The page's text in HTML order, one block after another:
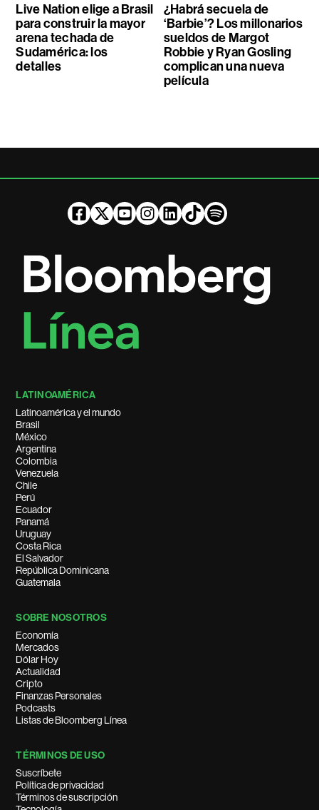
Live Nation elige a Brasil
para construir la mayor
arena techada de
Sudamérica: los
detalles
¿Habrá secuela de
‘Barbie’? Los millonarios
sueldos de Margot
Robbie y Ryan Gosling
complican una nueva
película
LATINOAMÉRICA
Latinoamérica y el mundo
Brasil
México
Argentina
Colombia
Venezuela
Chile
Perú
Ecuador
Panamá
Uruguay
Costa Rica
El Salvador
República Dominicana
Guatemala
SOBRE NOSOTROS
Economía
Mercados
Dólar Hoy
Actualidad
Cripto
Finanzas Personales
Podcasts
Listas de Bloomberg Línea
TÉRMINOS DE USO
Suscríbete
Política de privacidad
Términos de suscripción